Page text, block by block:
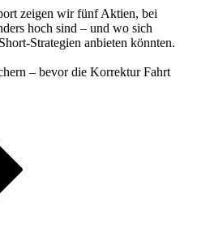
zeigen wir fünf Aktien, bei
hoch sind – und wo sich
Strategien anbieten könnten.
– bevor die Korrektur Fahrt